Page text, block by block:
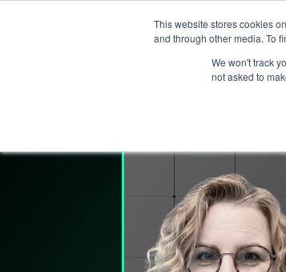
This website stores cookies
and through other media. To
We won't track
not asked to